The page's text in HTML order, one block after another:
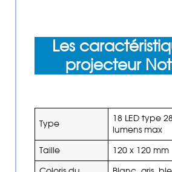
Les
projecteur
Type
18 LED type
lumens max
Taille 120 x 120 mm